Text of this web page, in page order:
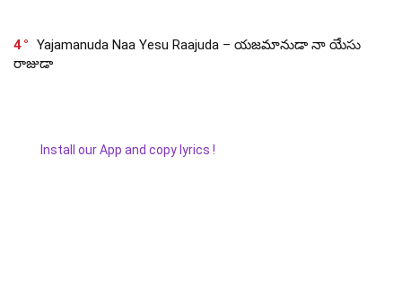
4
Yajamanuda Naa Yesu Raajuda – యజమానుడా నా యేసు
రాజుడా
Install our App and copy lyrics !